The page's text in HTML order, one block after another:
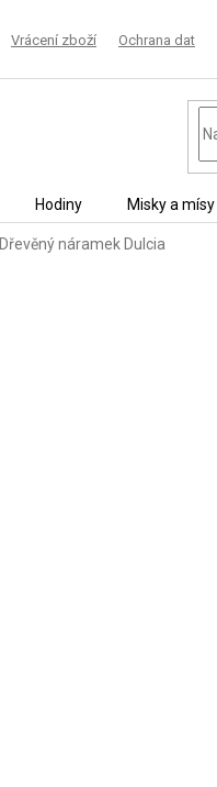
Vrácení zboží Ochrana dat
Hodiny Misky a mísy
Dřevěný náramek Dulcia